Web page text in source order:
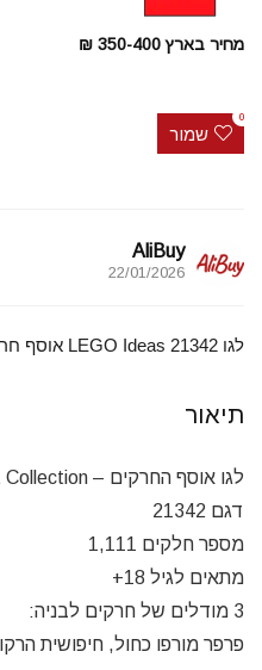
מחיר בארץ 350-400 ₪
שמור
0
AliBuy
22/01/2026
לגו 21342 LEGO Ideas אוסף חרקים
תיאור
לגו אוסף החרקים – The Insect Collection
דגם 21342
מספר חלקים 1,111
מתאים לגיל 18+
3 מודלים של חרקים לבניה:
פרפר מורפו כחול, חיפושית